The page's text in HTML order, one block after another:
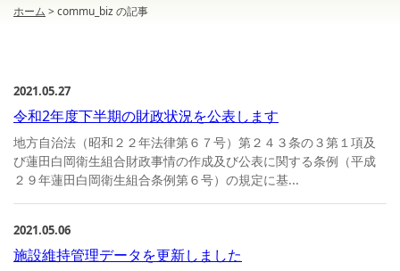
ホーム >commu_biz の記事
2021.05.27
令和2年度下半期の財政状況を公表します
地方自治法（昭和２２年法律第６７号）第２４３条の３第１項及
び蓮田白岡衛生組合財政事情の作成及び公表に関する条例（平成
２９年蓮田白岡衛生組合条例第６号）の規定に基...
2021.05.06
施設維持管理データを更新しました